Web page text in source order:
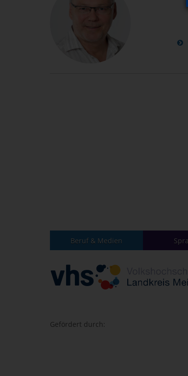
Beruf & Medien
Gefördert durch: